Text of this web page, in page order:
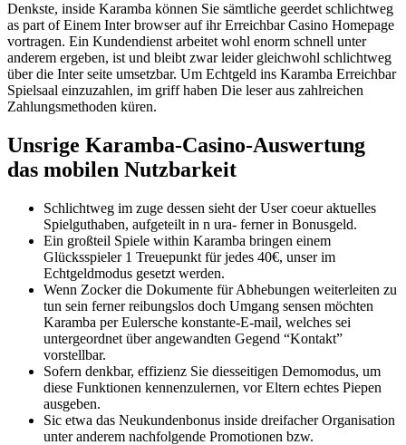
Denkste, inside Karamba können Sie sämtliche geerdet schlichtweg
as part of Einem Inter browser auf ihr Erreichbar Casino Homepage
vortragen. Ein Kundendienst arbeitet wohl enorm schnell unter
anderem ergeben, ist und bleibt zwar leider gleichwohl schlichtweg
über die Inter seite umsetzbar. Um Echtgeld ins Karamba Erreichbar
Spielsaal einzuzahlen, im griff haben Die leser aus zahlreichen
Zahlungsmethoden küren.
Unsrige Karamba-Casino-Auswertung
das mobilen Nutzbarkeit
Schlichtweg im zuge dessen sieht der User coeur aktuelles
Spielguthaben, aufgeteilt in n ura- ferner in Bonusgeld.
Ein großteil Spiele within Karamba bringen einem
Glücksspieler 1 Treuepunkt für jedes 40€, unser im
Echtgeldmodus gesetzt werden.
Wenn Zocker die Dokumente für Abhebungen weiterleiten zu
tun sein ferner reibungslos doch Umgang sensen möchten
Karamba per Eulersche konstante-E-mail, welches sei
untergeordnet über angewandten Gegend “Kontakt”
vorstellbar.
Sofern denkbar, effizienz Sie diesseitigen Demomodus, um
diese Funktionen kennenzulernen, vor Eltern echtes Piepen
ausgeben.
Sic etwa das Neukundenbonus inside dreifacher Organisation
unter anderem nachfolgende Promotionen bzw.